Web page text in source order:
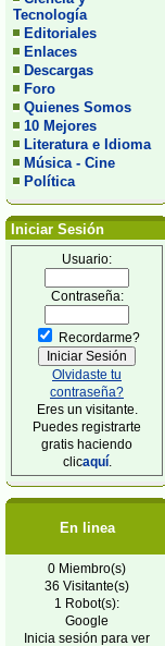
Tecnología
Editoriales
Enlaces
Descargas
Foro
Quienes Somos
10 Mejores
Literatura e Idioma
Música - Cine
Política
Iniciar Sesión
Usuario:
Contraseña:
Recordarme?
Olvidaste tu
contraseña?
Eres un visitante.
Puedes registrarte
gratis haciendo
clicaquí.
En linea
0 Miembro(s)
36 Visitante(s)
1 Robot(s):
Google
Inicia sesión para ver